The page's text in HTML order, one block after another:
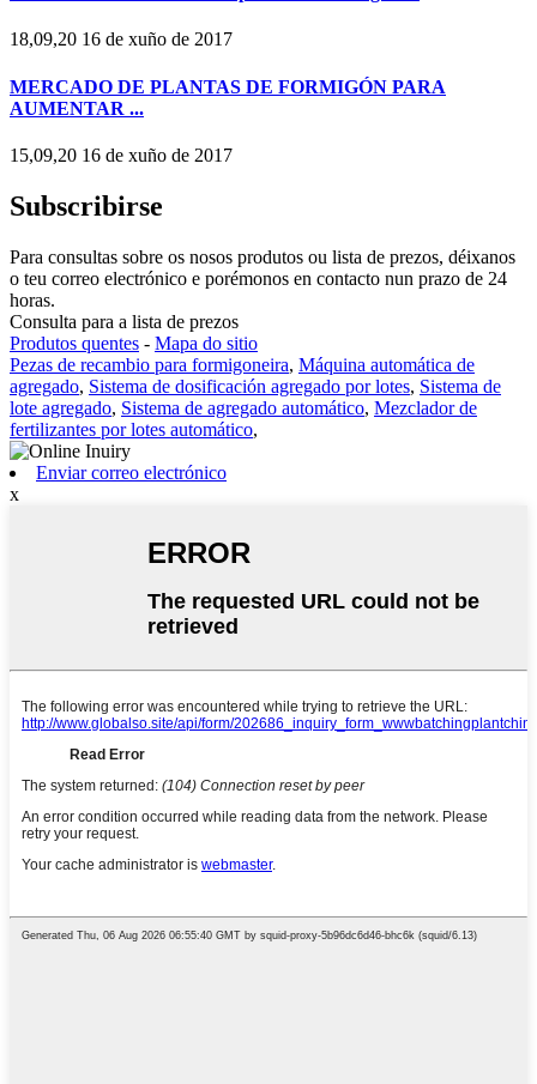
18,09,20 16 de xuño de 2017
MERCADO DE PLANTAS DE FORMIGÓN PARA
AUMENTAR ...
15,09,20 16 de xuño de 2017
Subscribirse
Para consultas sobre os nosos produtos ou lista de prezos, déixanos
o teu correo electrónico e porémonos en contacto nun prazo de 24
horas.
Consulta para a lista de prezos
Produtos quentes - Mapa do sitio
Pezas de recambio para formigoneira, Máquina automática de
agregado, Sistema de dosificación agregado por lotes, Sistema de
lote agregado, Sistema de agregado automático, Mezclador de
fertilizantes por lotes automático,
Enviar correo electrónico
x